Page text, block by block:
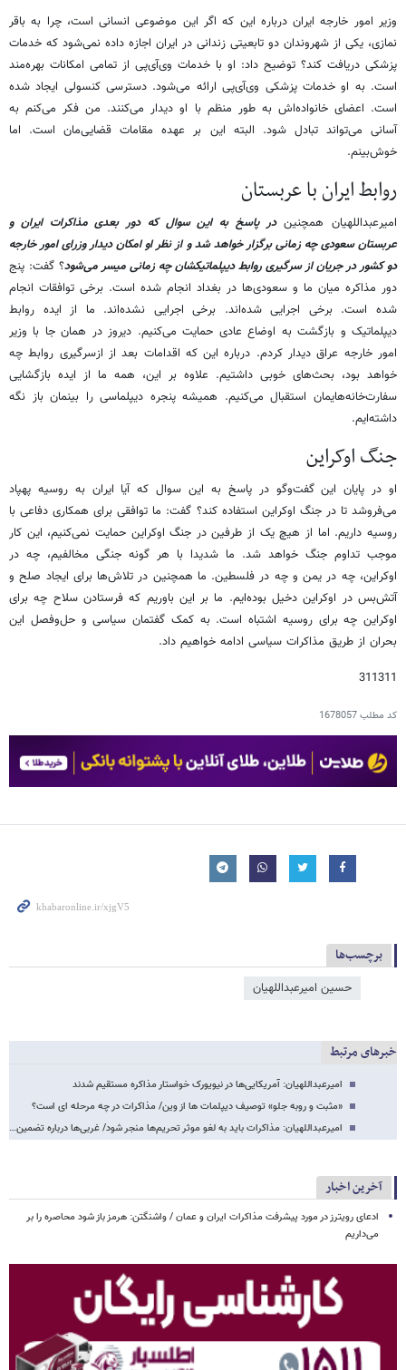
وزیر امور خارجه ایران درباره این که اگر این موضوعی انسانی است، چرا به باقر
نمازی، یکی از شهروندان دو تابعیتی زندانی در ایران اجازه داده نمی‌شود که خدمات
پزشکی دریافت کند؟ توضیح داد: او با خدمات وی‌آی‌پی از تمامی امکانات بهره‌مند
است. به او خدمات پزشکی وی‌آی‌پی ارائه می‌شود. دسترسی کنسولی ایجاد شده
است. اعضای خانواده‌اش به طور منظم با او دیدار می‌کنند. من فکر می‌کنم به
آسانی می‌تواند تبادل شود. البته این بر عهده مقامات قضایی‌مان است. اما
خوش‌بینم.
روابط ایران با عربستان
امیرعبداللهیان همچنیندر پاسخ به این سوال که دور بعدی مذاکرات ایران و
عربستان سعودی چه زمانی برگزار خواهد شد و از نظر او امکان دیدار وزرای امور خارجه
دو کشور در جریان از سرگیری روابط دیپلماتیکشان چه زمانی میسر می‌شود؟ گفت: پنج
دور مذاکره میان ما و سعودی‌ها در بغداد انجام شده است. برخی توافقات انجام
شده است. برخی اجرایی شده‌اند. برخی اجرایی نشده‌اند. ما از ایده روابط
دیپلماتیک و بازگشت به اوضاع عادی حمایت می‌کنیم. دیروز در همان جا با وزیر
امور خارجه عراق دیدار کردم. درباره این که اقدامات بعد از ازسرگیری روابط چه
خواهد بود، بحث‌های خوبی داشتیم. علاوه بر این، همه ما از ایده بازگشایی
سفارت‌خانه‌هایمان استقبال می‌کنیم. همیشه پنجره دیپلماسی را بینمان باز نگه
داشته‌ایم.
جنگ اوکراین
او در پایان این گفت‌وگو در پاسخ به این سوال که آیا ایران به روسیه پهپاد
می‌فروشد تا در جنگ اوکراین استفاده کند؟ گفت: ما توافقی برای همکاری دفاعی با
روسیه داریم. اما از هیچ یک از طرفین در جنگ اوکراین حمایت نمی‌کنیم، این کار
موجب تداوم جنگ خواهد شد. ما شدیدا با هر گونه جنگی مخالفیم، چه در
اوکراین، چه در یمن و چه در فلسطین. ما همچنین در تلاش‌ها برای ایجاد صلح و
آتش‌بس در اوکراین دخیل بوده‌‎ایم. ما بر این باوریم که فرستادن سلاح چه برای
اوکراین چه برای روسیه اشتباه است. به کمک گفتمان سیاسی و حل‌وفصل این
بحران از طریق مذاکرات سیاسی ادامه خواهیم داد.
311311
کد مطلب1678057
برچسب‌ها
حسین امیرعبداللهیان
خبرهای مرتبط
امیرعبداللهیان: آمریکایی‌ها در نیویورک خواستار مذاکره مستقیم شدند
«مثبت و روبه جلو» توصیف دیپلمات ها از وین/ مذاکرات در چه مرحله ای است؟
امیرعبداللهیان: مذاکرات باید به لغو موثر تحریم‌ها منجر شود/ غربی‌ها درباره تضمین…
آخرین اخبار
ادعای رویترز در مورد پیشرفت مذاکرات ایران و عمان / واشنگتن: هرمز باز شود محاصره را بر
می‌داریم